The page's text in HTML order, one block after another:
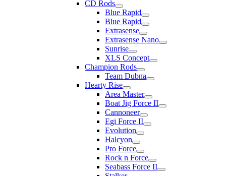
CD Rods
Blue Rapid
Blue Rapid
Extrasense
Extrasense Nano
Sunrise
XLS Concept
Champion Rods
Team Dubna
Hearty Rise
Area Master
Boat Jig Force II
Cannoneer
Egi Force II
Evolution
Halcyon
Pro Force
Rock n Force
Seabass Force II